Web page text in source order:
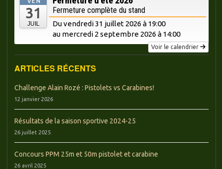
31
JUIL
Fermeture complète du stand
Du vendredi 31 juillet 2026 à 19:00
au mercredi 2 septembre 2026 à 14:00
Voir le calendrier
ARTICLES RÉCENTS
Challenge Alain Rozé : Pistolets vs Carabines!
12 janvier 2026
Résultats de la saison sportive 2024-25
26 juillet 2025
Concours PPM 25m et 50m pistolet et carabine
26 avril 2025